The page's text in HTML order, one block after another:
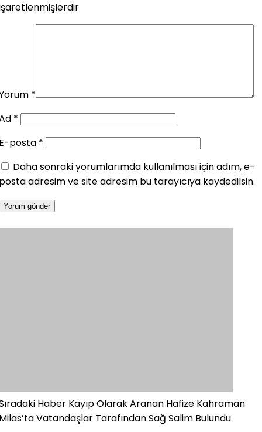
*
*
posta *
Daha sonraki yorumlarımda kullanılması için adım, e-
adresim ve site adresim bu tarayıcıya kaydedilsin.
Haber Kayıp Olarak Aranan Hafize Kahraman
Vatandaşlar Tarafından Sağ Salim Bulundu